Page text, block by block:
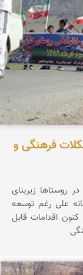
فرهنگی و
روستاها زیربنای
علی رغم توسعه
اقدامات قابل